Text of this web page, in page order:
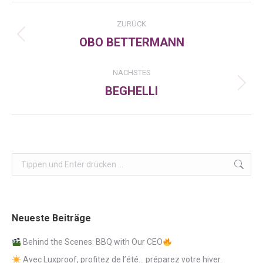
Kommentarnavigation
ZURÜCK
Vorheriger
OBO BETTERMANN
NÄCHSTES
Nächster
BEGHELLI
Search:
Neueste Beiträge
Behind the Scenes: BBQ with Our CEO
Avec Luxproof, profitez de l’été… préparez votre hiver.